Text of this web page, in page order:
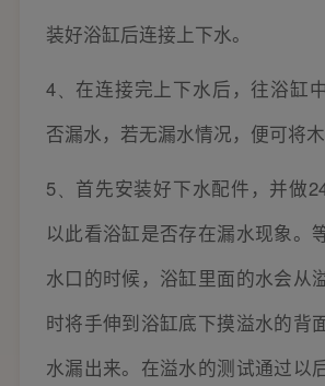
装好浴缸后连接上下水。
4、 在连接完上下水后，往浴缸
否漏水，若无漏水情况，便可将木
5、 首先安装好下水配件，并做
以此看浴缸是否存在漏水现象。
水口的时候，浴缸里面的水会从
时将手伸到浴缸底下摸溢水的背
水漏出来。在溢水的测试通过以